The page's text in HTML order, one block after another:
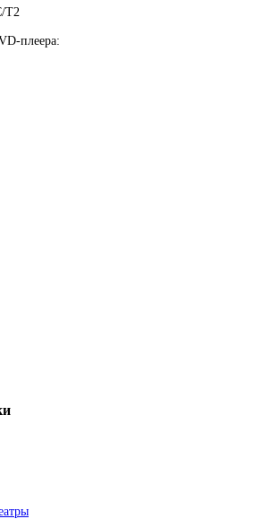
T2
плеера: